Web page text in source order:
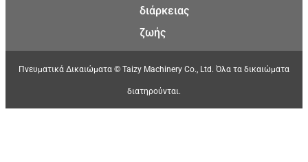
διάρκειας
ζωής
Πνευματικά Δικαιώματα © Taizy Machinery Co., Ltd. Όλα τα δικαιώματα
διατηρούνται.